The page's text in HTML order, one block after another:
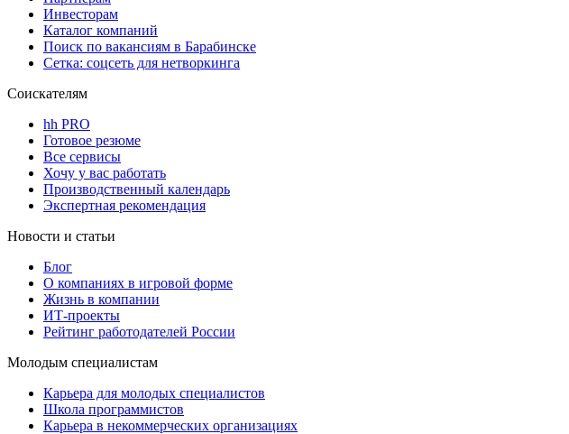
Инвесторам
Каталог компаний
Поиск по вакансиям в Барабинске
Сетка: соцсеть для нетворкинга
Соискателям
hh PRO
Готовое резюме
Все сервисы
Хочу у вас работать
Производственный календарь
Экспертная рекомендация
Новости и статьи
Блог
О компаниях в игровой форме
Жизнь в компании
ИТ-проекты
Рейтинг работодателей России
Молодым специалистам
Карьера для молодых специалистов
Школа программистов
Карьера в некоммерческих организациях